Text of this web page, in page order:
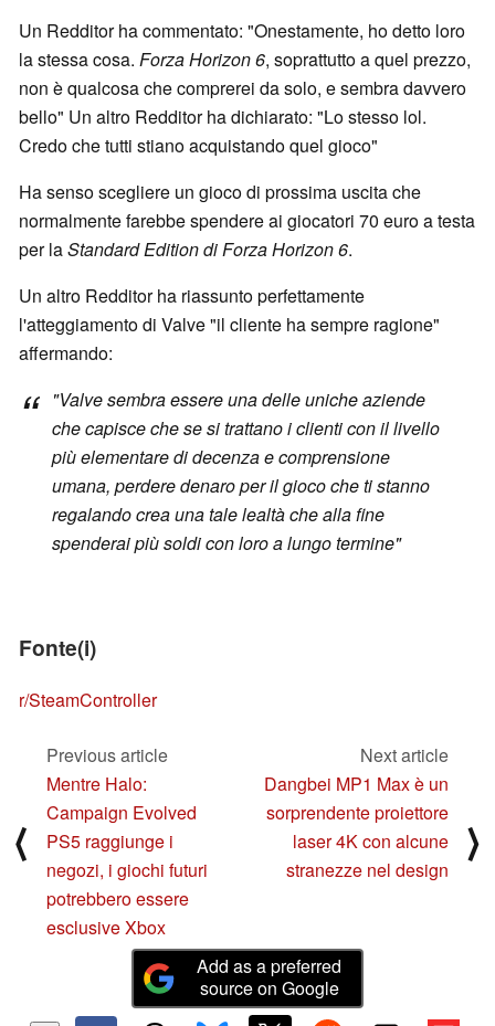
Un Redditor ha commentato: "Onestamente, ho detto loro
la stessa cosa. Forza Horizon 6, soprattutto a quel prezzo,
non è qualcosa che comprerei da solo, e sembra davvero
bello" Un altro Redditor ha dichiarato: "Lo stesso lol.
Credo che tutti stiano acquistando quel gioco"
Ha senso scegliere un gioco di prossima uscita che
normalmente farebbe spendere ai giocatori 70 euro a testa
per laStandard Edition di Forza Horizon 6.
Un altro Redditor ha riassunto perfettamente
l'atteggiamento di Valve "il cliente ha sempre ragione"
affermando:
"Valve sembra essere una delle uniche aziende
che capisce che se si trattano i clienti con il livello
più elementare di decenza e comprensione
umana, perdere denaro per il gioco che ti stanno
regalando crea una tale lealtà che alla fine
spenderai più soldi con loro a lungo termine"
Fonte(i)
r/SteamController
⟨
Previous article
Mentre Halo:
Campaign Evolved
PS5 raggiunge i
negozi, i giochi futuri
potrebbero essere
esclusive Xbox
Next article
Dangbei MP1 Max è un
sorprendente proiettore
laser 4K con alcune
stranezze nel design
⟩
Add as a preferred
source on Google